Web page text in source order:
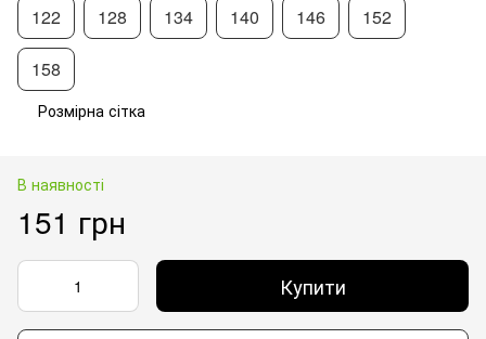
122 128 134 140 146 152
158
Розмірна сітка
В наявності
151 грн
Купити